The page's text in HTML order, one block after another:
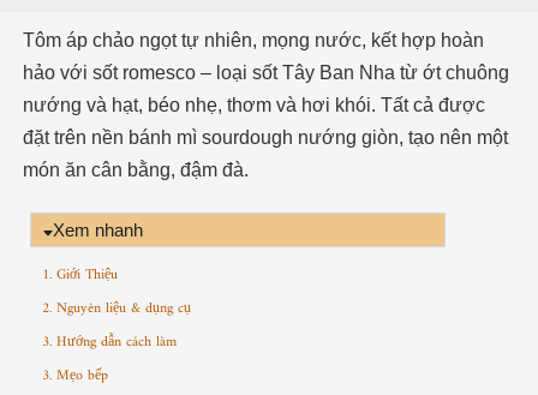
Tôm áp chảo ngọt tự nhiên, mọng nước, kết hợp hoàn
hảo với sốt romesco – loại sốt Tây Ban Nha từ ớt chuông
nướng và hạt, béo nhẹ, thơm và hơi khói. Tất cả được
đặt trên nền bánh mì sourdough nướng giòn, tạo nên một
món ăn cân bằng, đậm đà.
Xem nhanh
1. Giới Thiệu
2. Nguyên liệu & dụng cụ
3. Hướng dẫn cách làm
3. Mẹo bếp